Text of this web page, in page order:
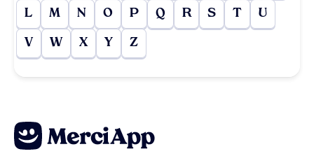
L M N O P Q R S T U
V W X Y Z